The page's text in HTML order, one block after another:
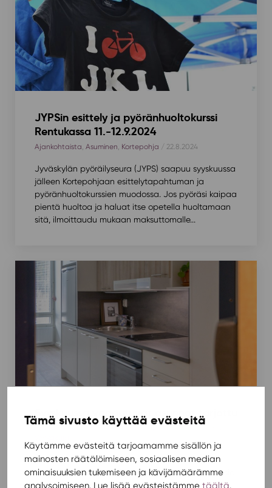
Tämä sivusto käyttää evästeitä
Käytämme evästeitä tarjoamamme sisällön ja
mainosten räätälöimiseen, sosiaalisen median
ominaisuuksien tukemiseen ja kävijämäärämme
analysoimiseen. Lue lisää evästeistämme täältä.
JYPSin esittely ja pyöränhuoltokurssi
Rentukassa 11.-12.9.2024
Ajankohtaista Asuminen Kortepohja / 22.8.2024
Jyväskylän pyöräilyseura (JYPS) saapuu syyskuussa
jälleen Kortepohjaan esittelytapahtuman ja
pyöränhuoltokurssien muodossa. Jos pyöräsi kaipaa
pientä huoltoa ja haluat itse opetella huoltamaan
sitä, ilmoittaudu mukaan maksuttomalle...
Syyskuussa vapautuvat asunnot tarjottu
Asuminen,
Soihdun asunnot ovat olleet tänäkin vuonna
hakijoiden suosiossa. Saimme runsaasti hakemuksia
uusilta, opintonsa elo-syyskuun aikana aloittavilta